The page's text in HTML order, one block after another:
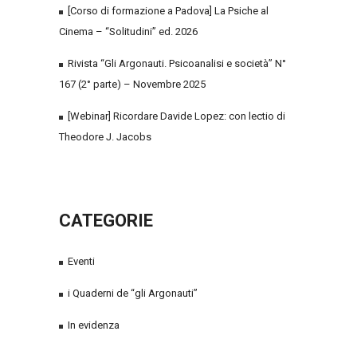
[Corso di formazione a Padova] La Psiche al
Cinema – “Solitudini” ed. 2026
Rivista “Gli Argonauti. Psicoanalisi e società” N°
167 (2° parte) – Novembre 2025
[Webinar] Ricordare Davide Lopez: con lectio di
Theodore J. Jacobs
CATEGORIE
Eventi
i Quaderni de “gli Argonauti”
In evidenza